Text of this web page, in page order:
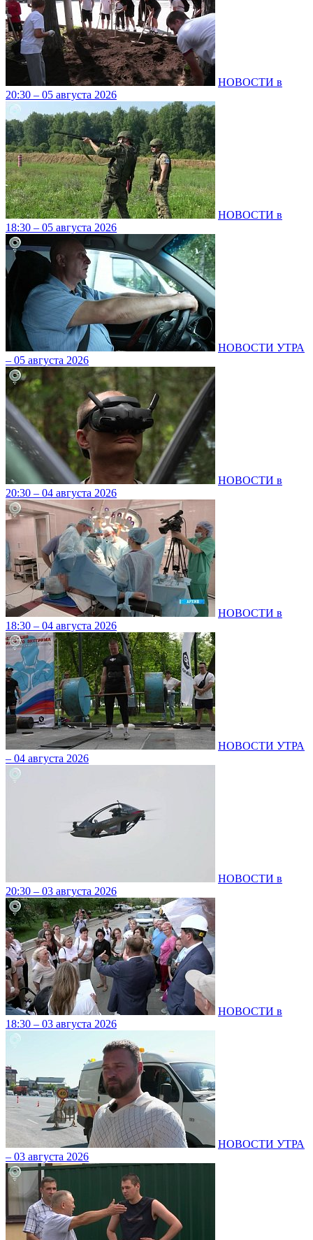
НОВОСТИ в
20:30 – 05 августа 2026
НОВОСТИ в
18:30 – 05 августа 2026
НОВОСТИ УТРА
– 05 августа 2026
НОВОСТИ в
20:30 – 04 августа 2026
НОВОСТИ в
18:30 – 04 августа 2026
НОВОСТИ УТРА
– 04 августа 2026
НОВОСТИ в
20:30 – 03 августа 2026
НОВОСТИ в
18:30 – 03 августа 2026
НОВОСТИ УТРА
– 03 августа 2026